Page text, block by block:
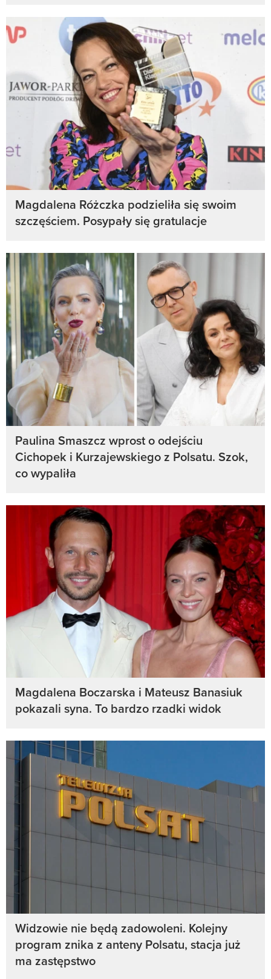
Magdalena Różczka podzieliła się swoim
szczęściem. Posypały się gratulacje
Paulina Smaszcz wprost o odejściu
Cichopek i Kurzajewskiego z Polsatu. Szok,
co wypaliła
Magdalena Boczarska i Mateusz Banasiuk
pokazali syna. To bardzo rzadki widok
Widzowie nie będą zadowoleni. Kolejny
program znika z anteny Polsatu, stacja już
ma zastępstwo